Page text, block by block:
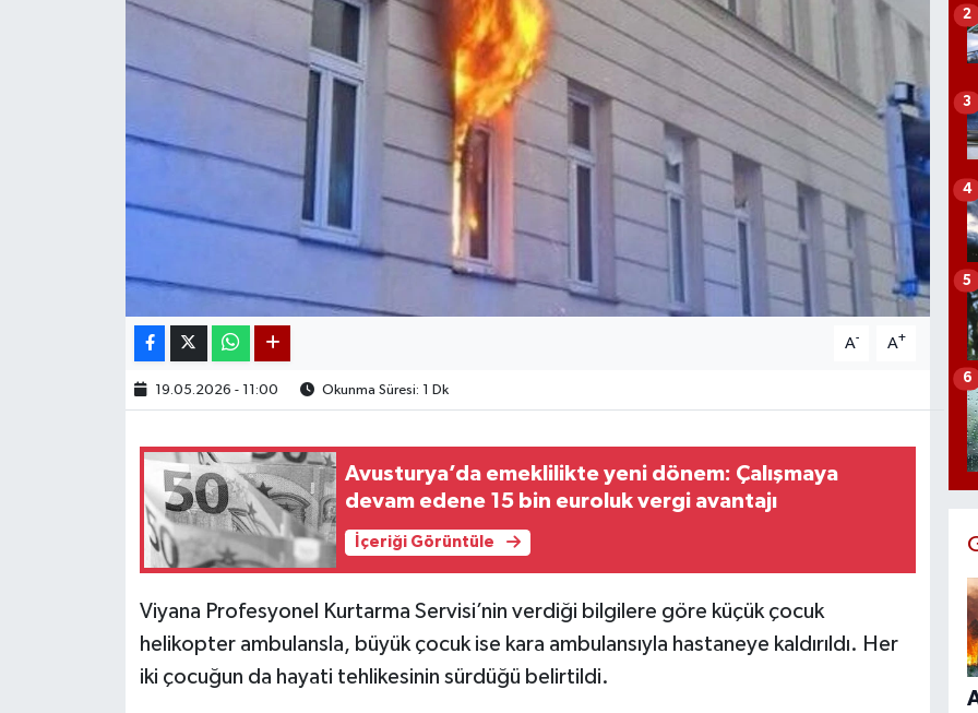
A- A+
19.05.2026 - 11:00 Okunma Süresi: 1 Dk
Avusturya’da emeklilikte yeni dönem: Çalışmaya
devam edene 15 bin euroluk vergi avantajı
İçeriği Görüntüle
Viyana Profesyonel Kurtarma Servisi’nin verdiği bilgilere göre küçük çocuk
helikopter ambulansla, büyük çocuk ise kara ambulansıyla hastaneye kaldırıldı. Her
iki çocuğun da hayati tehlikesinin sürdüğü belirtildi.
2
3
4
5
6